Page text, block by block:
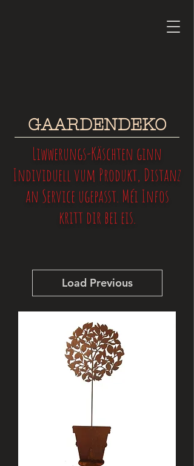
GAARDENDEKO
Liwwerungs-Käschten ginn
Individuell vum Produkt, Distanz
an Service ugepasst. Méi Infos
kritt dir bei eis.
Load Previous